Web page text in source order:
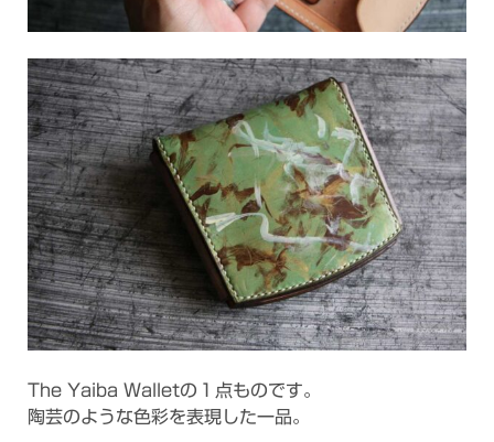
The Yaiba Walletの１点ものです。
陶芸のような色彩を表現した一品。